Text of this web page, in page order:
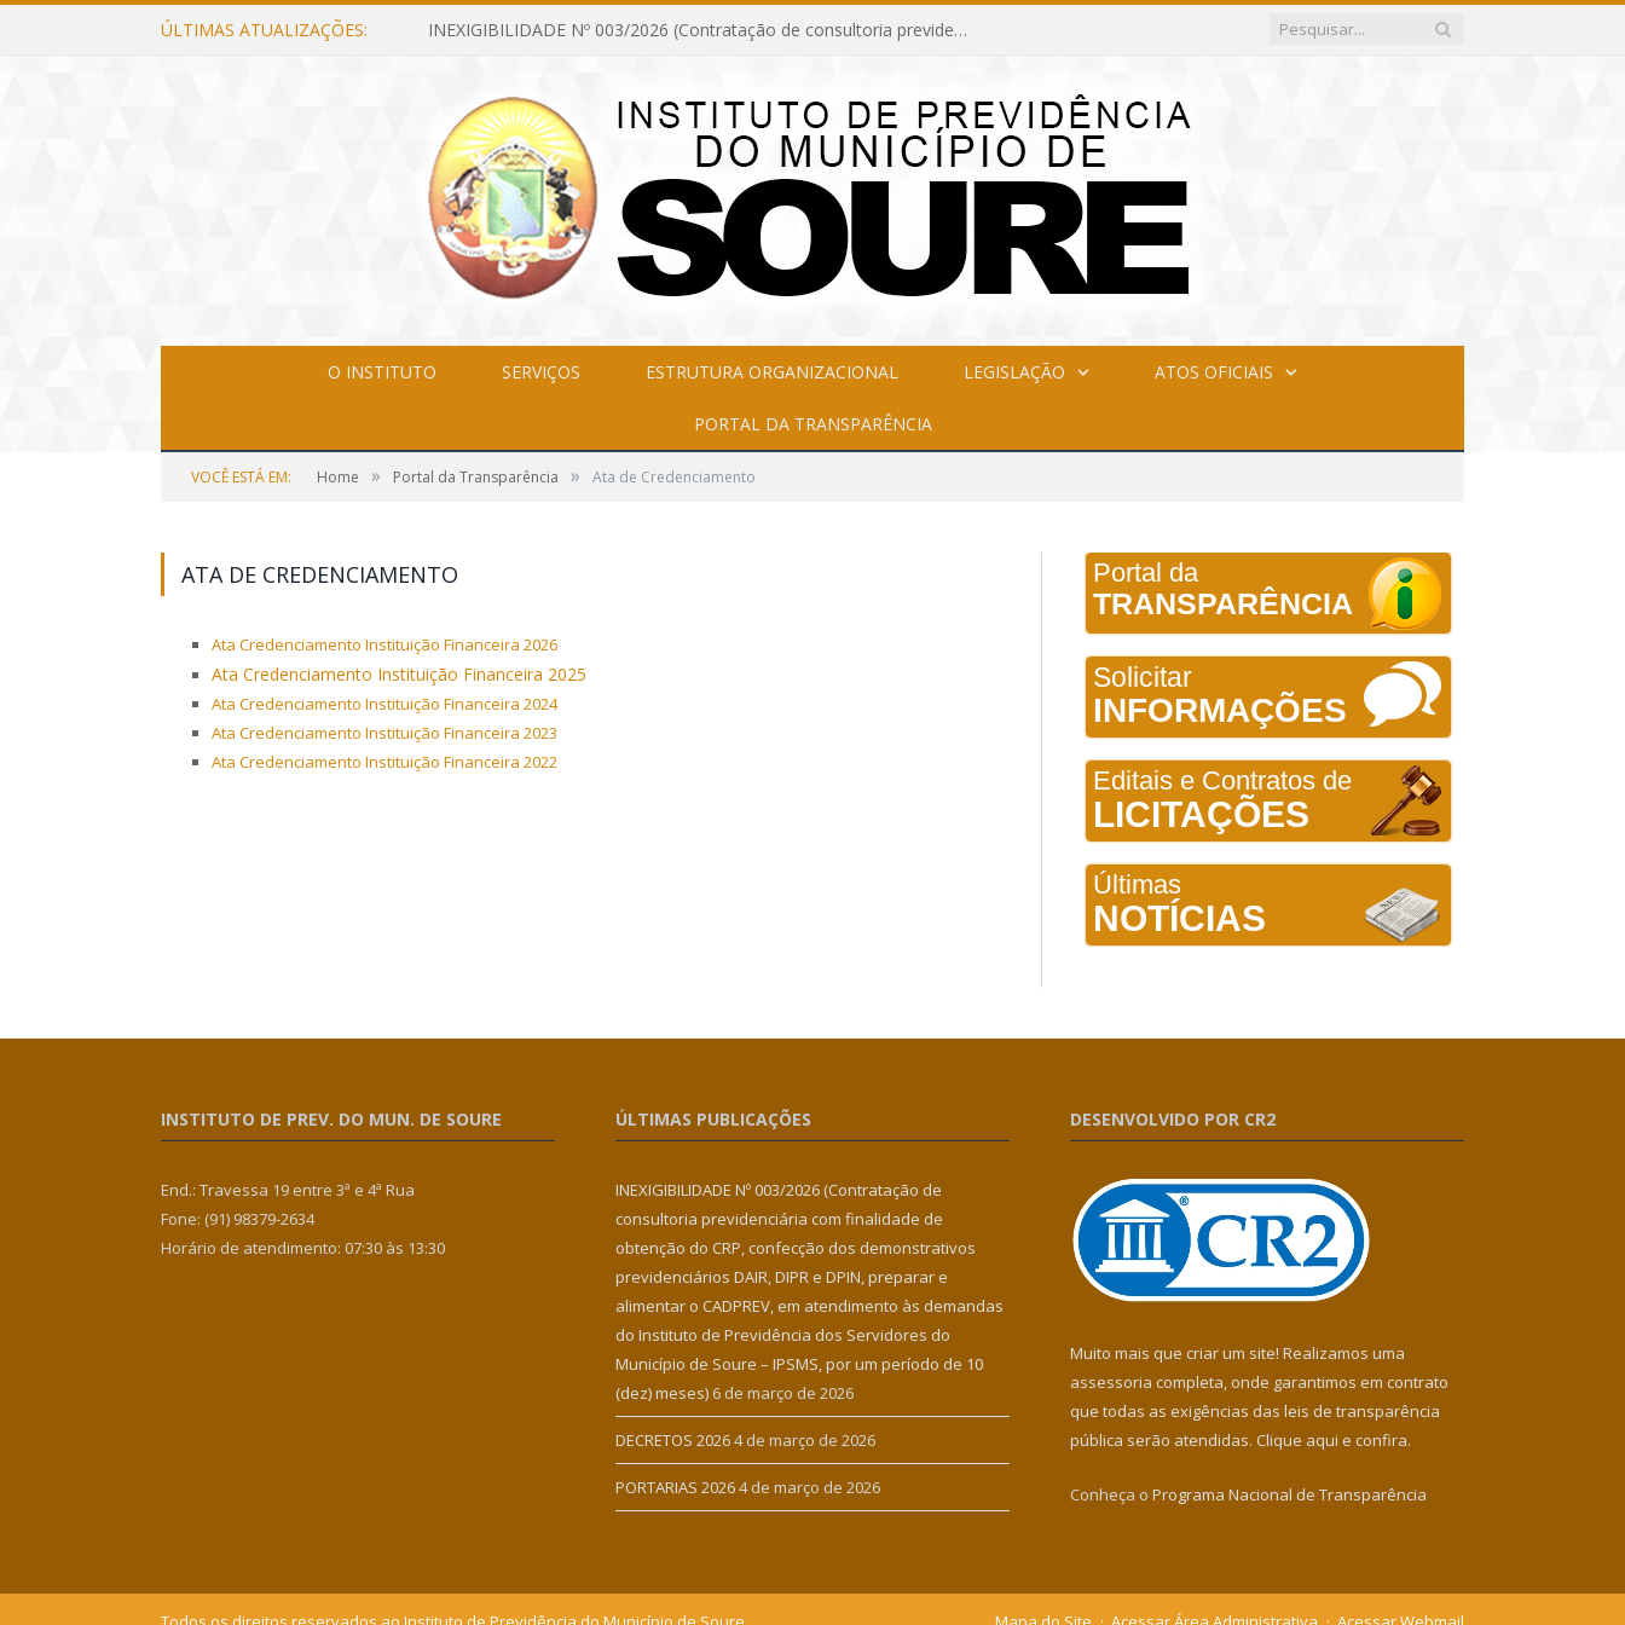
ÚLTIMAS ATUALIZAÇÕES: INEXIGIBILIDADE Nº 003/2026 (Contratação de consultoria previdenciária com finalidade de obtenção do CRP, confecção dos demonstrativos previdenciários DAIR, DIPR e DPIN, preparar e alimentar o CADPREV, em atendimento às demandas do Instituto de Previdência dos Servidores do Município de Soure – IPSMS, por um período de 10 (dez) meses)
O INSTITUTO SERVIÇOS ESTRUTURA ORGANIZACIONAL LEGISLAÇÃO ATOS OFICIAIS
PORTAL DA TRANSPARÊNCIA
VOCÊ ESTÁ EM: Home » Portal da Transparência » Ata de Credenciamento
ATA DE CREDENCIAMENTO
Ata Credenciamento Instituição Financeira 2026
Ata Credenciamento Instituição Financeira 2025
Ata Credenciamento Instituição Financeira 2024
Ata Credenciamento Instituição Financeira 2023
Ata Credenciamento Instituição Financeira 2022
Portal da
TRANSPARÊNCIA
Solicitar
INFORMAÇÕES
Editais e Contratos de
LICITAÇÕES
Últimas
NOTÍCIAS
INSTITUTO DE PREV. DO MUN. DE SOURE
End.: Travessa 19 entre 3ª e 4ª Rua
Fone: (91) 98379-2634
Horário de atendimento: 07:30 às 13:30
ÚLTIMAS PUBLICAÇÕES
INEXIGIBILIDADE Nº 003/2026 (Contratação de
consultoria previdenciária com finalidade de
obtenção do CRP, confecção dos demonstrativos
previdenciários DAIR, DIPR e DPIN, preparar e
alimentar o CADPREV, em atendimento às demandas
do Instituto de Previdência dos Servidores do
Município de Soure – IPSMS, por um período de 10
(dez) meses) 6 de março de 2026
DECRETOS 20264 de março de 2026
PORTARIAS 20264 de março de 2026
DESENVOLVIDO POR CR2
Muito mais que criar um site! Realizamos uma
assessoria completa, onde garantimos em contrato
que todas as exigências das leis de transparência
pública serão atendidas. Clique aqui e confira.
Conheça o Programa Nacional de Transparência